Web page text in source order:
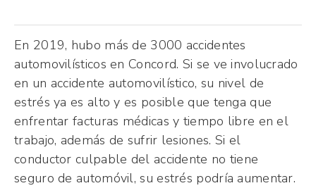
En 2019, hubo más de 3000 accidentes
automovilísticos en Concord. Si se ve involucrado
en un accidente automovilístico, su nivel de
estrés ya es alto y es posible que tenga que
enfrentar facturas médicas y tiempo libre en el
trabajo, además de sufrir lesiones. Si el
conductor culpable del accidente no tiene
seguro de automóvil, su estrés podría aumentar.